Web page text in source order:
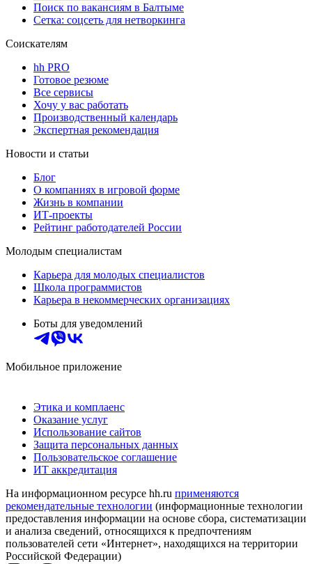
Поиск по вакансиям в Балтыме
Сетка: соцсеть для нетворкинга
Соискателям
hh PRO
Готовое резюме
Все сервисы
Хочу у вас работать
Производственный календарь
Экспертная рекомендация
Новости и статьи
Блог
О компаниях в игровой форме
Жизнь в компании
ИТ-проекты
Рейтинг работодателей России
Молодым специалистам
Карьера для молодых специалистов
Школа программистов
Карьера в некоммерческих организациях
Боты для уведомлений
Мобильное приложение
Этика и комплаенс
Оказание услуг
Использование сайтов
Защита персональных данных
Пользовательское соглашение
ИТ аккредитация
На информационном ресурсе hh.ru применяются
рекомендательные технологии (информационные технологии
предоставления информации на основе сбора, систематизации
и анализа сведений, относящихся к предпочтениям
пользователей сети «Интернет», находящихся на территории
Российской Федерации)